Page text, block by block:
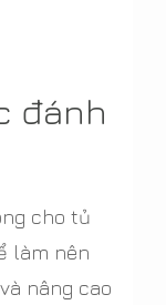
đánh
cho tủ
làm nên
nâng cao